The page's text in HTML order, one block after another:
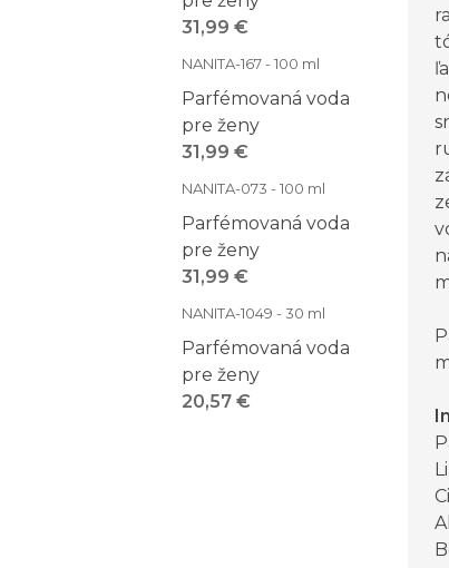
31,99 €
NANITA-167 - 100 ml
Parfémovaná voda
pre ženy
31,99 €
NANITA-073 - 100 ml
Parfémovaná voda
pre ženy
31,99 €
NANITA-1049 - 30 ml
Parfémovaná voda
pre ženy
20,57 €